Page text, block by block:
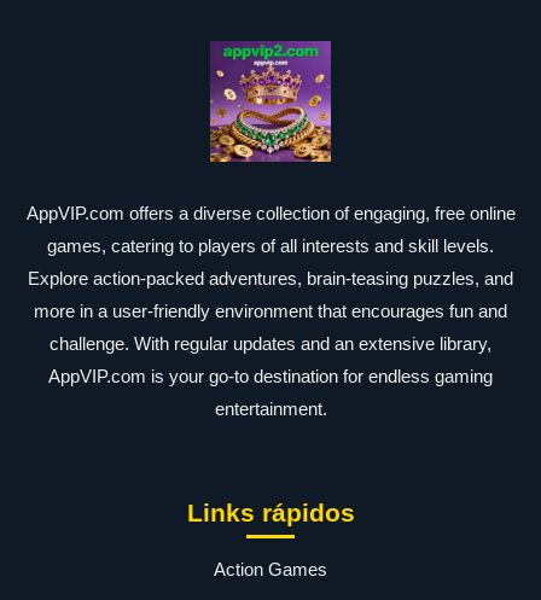
AppVIP.com offers a diverse collection of engaging, free online
games, catering to players of all interests and skill levels.
Explore action-packed adventures, brain-teasing puzzles, and
more in a user-friendly environment that encourages fun and
challenge. With regular updates and an extensive library,
AppVIP.com is your go-to destination for endless gaming
entertainment.
Links rápidos
Action Games